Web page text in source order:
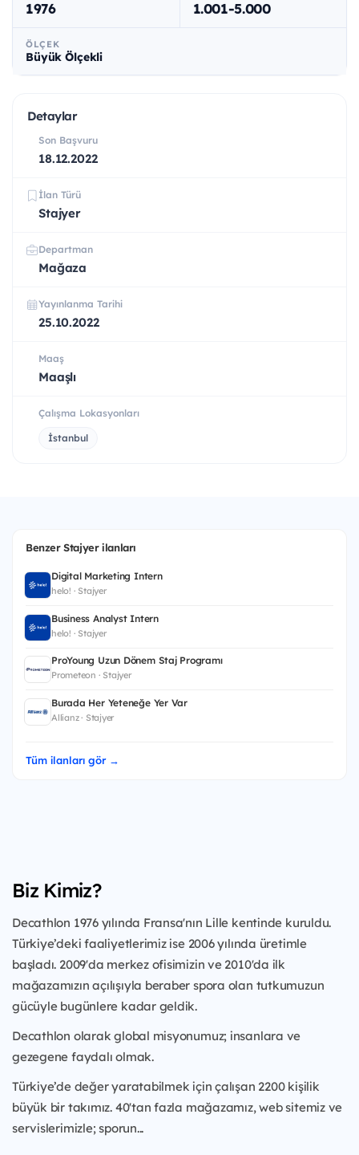
1976 1.001-5.000
ÖLÇEK
Büyük Ölçekli
Detaylar
Son Başvuru
18.12.2022
İlan Türü
Stajyer
Departman
Mağaza
Yayınlanma Tarihi
25.10.2022
Maaş
Maaşlı
Çalışma Lokasyonları
İstanbul
Benzer Stajyer ilanları
Digital Marketing Intern
helo! · Stajyer
Business Analyst Intern
helo! · Stajyer
ProYoung Uzun Dönem Staj Programı
Prometeon · Stajyer
Burada Her Yeteneğe Yer Var
Allianz · Stajyer
Tüm ilanları gör →
Biz Kimiz?
Decathlon 1976 yılında Fransa'nın Lille kentinde kuruldu.
Türkiye’deki faaliyetlerimiz ise 2006 yılında üretimle
başladı. 2009'da merkez ofisimizin ve 2010'da ilk
mağazamızın açılışıyla beraber spora olan tutkumuzun
gücüyle bugünlere kadar geldik.
Decathlon olarak global misyonumuz; insanlara ve
gezegene faydalı olmak.
Türkiye’de değer yaratabilmek için çalışan 2200 kişilik
büyük bir takımız. 40'tan fazla mağazamız, web sitemiz ve
servislerimizle; sporun...